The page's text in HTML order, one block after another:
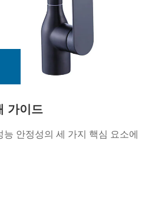
가이드
안정성의 세 가지 핵심 요소에